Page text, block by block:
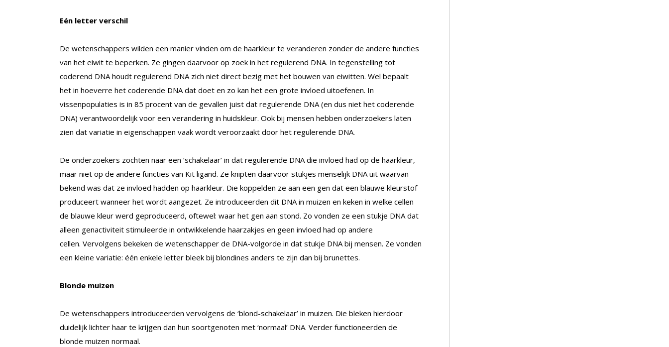
Eén letter verschil
De wetenschappers wilden een manier vinden om de haarkleur te veranderen zonder de andere functies
van het eiwit te beperken. Ze gingen daarvoor op zoek in het regulerend DNA. In tegenstelling tot
coderend DNA houdt regulerend DNA zich niet direct bezig met het bouwen van eiwitten. Wel bepaalt
het in hoeverre het coderende DNA dat doet en zo kan het een grote invloed uitoefenen. In
vissenpopulaties is in 85 procent van de gevallen juist dat regulerende DNA (en dus niet het coderende
DNA) verantwoordelijk voor een verandering in huidskleur. Ook bij mensen hebben onderzoekers laten
zien dat variatie in eigenschappen vaak wordt veroorzaakt door het regulerende DNA.
De onderzoekers zochten naar een ‘schakelaar’ in dat regulerende DNA die invloed had op de haarkleur,
maar niet op de andere functies van Kit ligand. Ze knipten daarvoor stukjes menselijk DNA uit waarvan
bekend was dat ze invloed hadden op haarkleur. Die koppelden ze aan een gen dat een blauwe kleurstof
produceert wanneer het wordt aangezet. Ze introduceerden dit DNA in muizen en keken in welke cellen
de blauwe kleur werd geproduceerd, oftewel: waar het gen aan stond. Zo vonden ze een stukje DNA dat
alleen genactiviteit stimuleerde in ontwikkelende haarzakjes en geen invloed had op andere
cellen. Vervolgens bekeken de wetenschapper de DNA-volgorde in dat stukje DNA bij mensen. Ze vonden
een kleine variatie: één enkele letter bleek bij blondines anders te zijn dan bij brunettes.
Blonde muizen
De wetenschappers introduceerden vervolgens de ‘blond-schakelaar’ in muizen. Die bleken hierdoor
duidelijk lichter haar te krijgen dan hun soortgenoten met ‘normaal’ DNA. Verder functioneerden de
blonde muizen normaal.